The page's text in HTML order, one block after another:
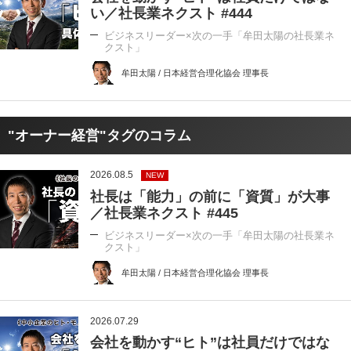
い／社長業ネクスト #444
ビジネスリーダー×次の一手「牟田太陽の社長業ネ
クスト」
牟田太陽 / 日本経営合理化協会 理事長
"オーナー経営"タグのコラム
2026.08.5 NEW
社長は「能力」の前に「資質」が大事
／社長業ネクスト #445
ビジネスリーダー×次の一手「牟田太陽の社長業ネ
クスト」
牟田太陽 / 日本経営合理化協会 理事長
2026.07.29
会社を動かす“ヒト”は社員だけではな